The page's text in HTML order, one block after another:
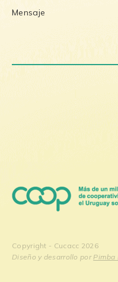
Copyright - Cucacc 2026
Diseño y desarrollo por Pimba